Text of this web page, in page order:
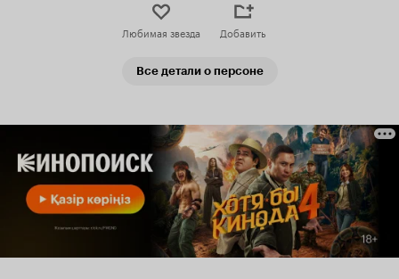
Любимая звезда Добавить
Все детали о персоне